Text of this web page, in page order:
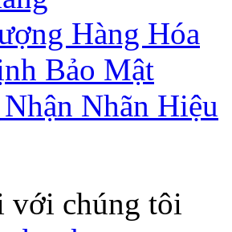
Hàng Hóa
Bảo Mật
Nhãn Hiệu
với chúng tôi